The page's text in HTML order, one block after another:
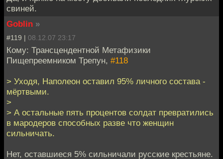
свиней.
Goblin »
#119 | 08.12.07 23:17
Кому: Трансцендентной Метафизики
Пищепреемником Трепун, #118
> Уходя, Наполеон оставил 95% личного состава -
мёртвыми.
>
> А остальные пять процентов солдат превратились
в мародеров способных разве что женщин
сильничать.
Нет, оставшиеся 5% сильничали русские крестьяне.